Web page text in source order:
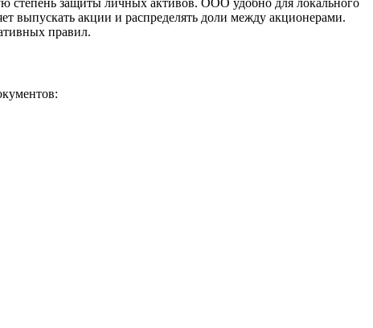
выпускать акции и распределять доли между акционерами.
правил.